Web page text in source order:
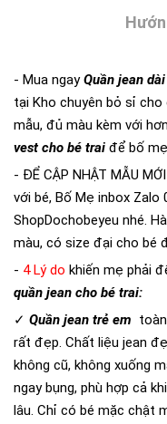
- Mua ngayQuần jean
tại Kho chuyên bỏ sỉ
mẫu, đủ màu kèm với
vest cho bé trai để bố
- ĐỂ CẬP NHẬT MẪU
với bé, Bố Mẹ inbox Zalo
ShopDochobeyeu nhé.
màu, có size đại cho bé
- 4 Lý do khiến mẹ phải
quần jean cho bé trai:
✓ Quần jean trẻ em
rất đẹp. Chất liệu jean
không cũ, không xuống
ngay bụng, phù hợp cả
lâu. Chỉ có bé mặc chật